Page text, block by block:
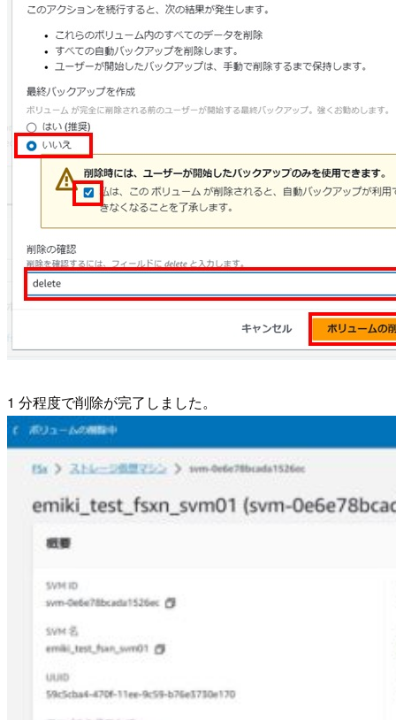
1 分程度で削除が完了しました。